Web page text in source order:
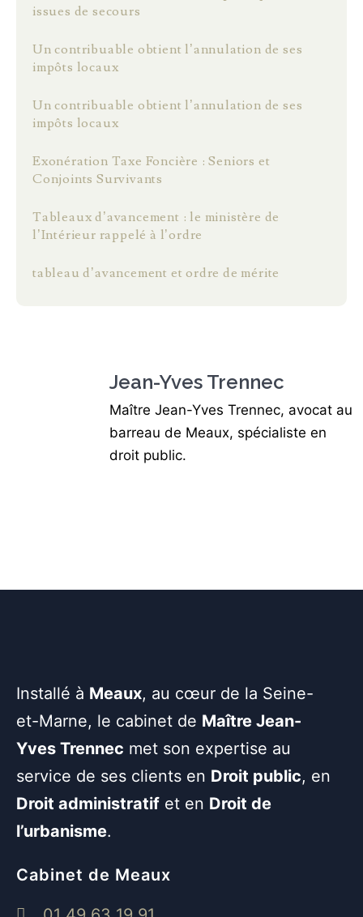
issues de secours
Un contribuable obtient l’annulation de ses
impôts locaux
Un contribuable obtient l’annulation de ses
impôts locaux
Exonération Taxe Foncière : Seniors et
Conjoints Survivants
Tableaux d’avancement : le ministère de
l’Intérieur rappelé à l’ordre
tableau d’avancement et ordre de mérite
Jean-Yves Trennec
Maître Jean-Yves Trennec, avocat au
barreau de Meaux, spécialiste en
droit public.
Installé à Meaux, au cœur de la Seine-
et-Marne, le cabinet de Maître Jean-
Yves Trennec met son expertise au
service de ses clients en Droit public, en
Droit administratif et en Droit de
l’urbanisme.
Cabinet de Meaux